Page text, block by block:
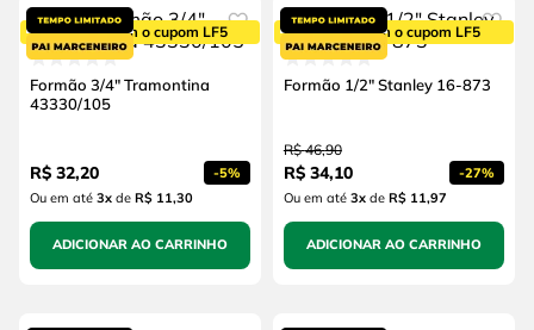
5% OFF com o cupom LF5
Formão 3/4" Tramontina
43330/105
R$ 32,20 -5%
Ou em até 3xde R$ 11,30
ADICIONAR AO CARRINHO
5% OFF com o cupom LF5
Formão 1/2" Stanley 16-873
R$ 46,90
R$ 34,10 -27%
Ou em até 3xde R$ 11,97
ADICIONAR AO CARRINHO